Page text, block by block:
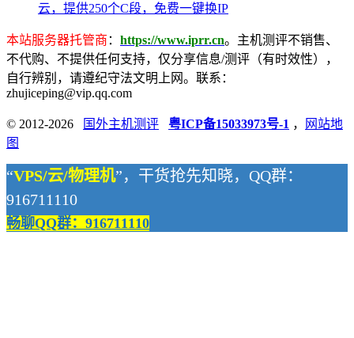
云，提供250个C段，免费一键换IP
本站服务器托管商 ： https://www.iprr.cn。主机测评不销售、
不代购、不提供任何支持，仅分享信息/测评（有时效性），
自行辨别，请遵纪守法文明上网。联系：
zhujiceping@vip.qq.com
© 2012-2026 国外主机测评 粤ICP备15033973号-1 ，
网站地
图
“VPS/云/物理机”，干货抢先知晓，QQ群：
916711110
畅聊QQ群：916711110